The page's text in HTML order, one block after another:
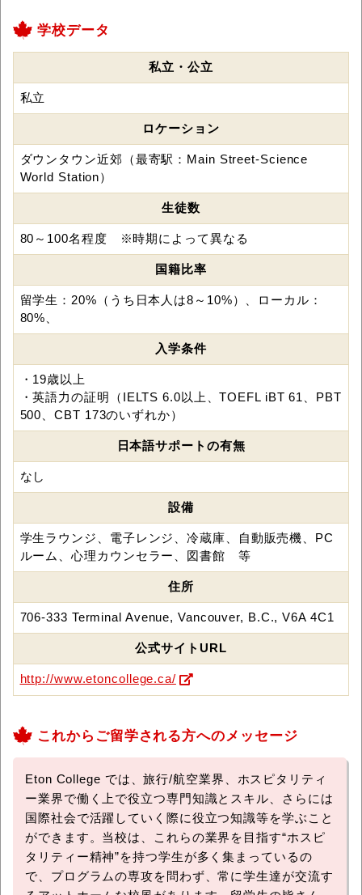
学校データ
私立・公立
私立
ロケーション
ダウンタウン近郊（最寄駅：Main Street-Science
World Station）
生徒数
80～100名程度 ※時期によって異なる
国籍比率
留学生：20%（うち日本人は8～10%）、ローカル：
80%、
入学条件
・19歳以上
・英語力の証明（IELTS 6.0以上、TOEFL iBT 61、PBT
500、CBT 173のいずれか）
日本語サポートの有無
なし
設備
学生ラウンジ、電子レンジ、冷蔵庫、自動販売機、PC
ルーム、心理カウンセラー、図書館 等
住所
706-333 Terminal Avenue, Vancouver, B.C., V6A 4C1
公式サイトURL
http://www.etoncollege.ca/
これからご留学される方へのメッセージ
Eton College では、旅行/航空業界、ホスピタリティ
ー業界で働く上で役立つ専門知識とスキル、さらには
国際社会で活躍していく際に役立つ知識等を学ぶこと
ができます。当校は、これらの業界を目指す“ホスピ
タリティー精神”を持つ学生が多く集まっているの
で、プログラムの専攻を問わず、常に学生達が交流す